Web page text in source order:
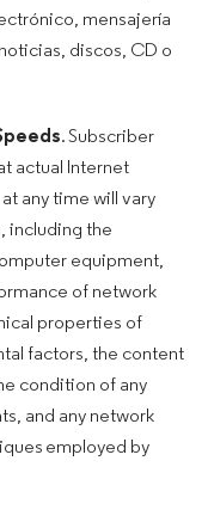
mensajería
discos, CD o
. Subscriber
actual Internet
any time will vary
including the
equipment,
of network
properties of
factors, the content
condition of any
and any network
employed by